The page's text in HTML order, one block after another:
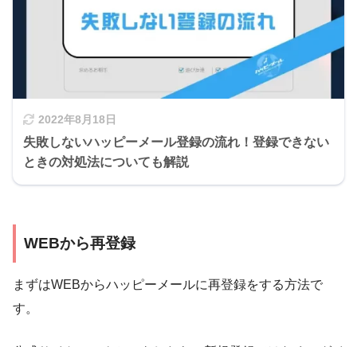
2022年8月18日
失敗しないハッピーメール登録の流れ！登録できない
ときの対処法についても解説
WEBから再登録
まずはWEBからハッピーメールに再登録をする方法で
す。